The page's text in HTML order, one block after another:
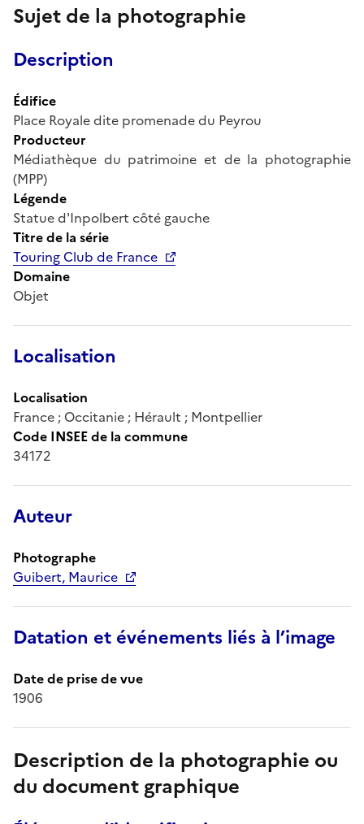
Sujet de la photographie
Description
Édifice
Place Royale dite promenade du Peyrou
Producteur
Médiathèque du patrimoine et de la photographie
(MPP)
Légende
Statue d'Inpolbert côté gauche
Titre de la série
Touring Club de France
Domaine
Objet
Localisation
Localisation
France ; Occitanie ; Hérault ; Montpellier
Code INSEE de la commune
34172
Auteur
Photographe
Guibert, Maurice
Datation et événements liés à l’image
Date de prise de vue
1906
Description de la photographie ou
du document graphique